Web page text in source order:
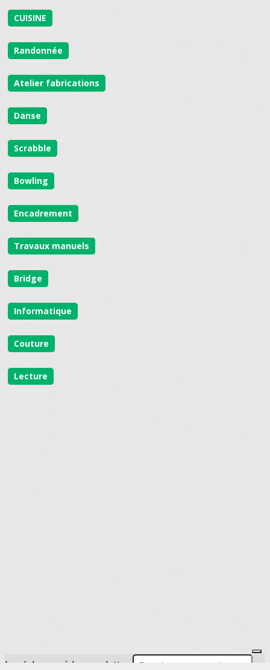
CUISINE
Randonnée
Atelier fabrications
Danse
Scrabble
Bowling
Encadrement
Travaux manuels
Bridge
Informatique
Couture
Lecture
Je m'abonne à la newsletter